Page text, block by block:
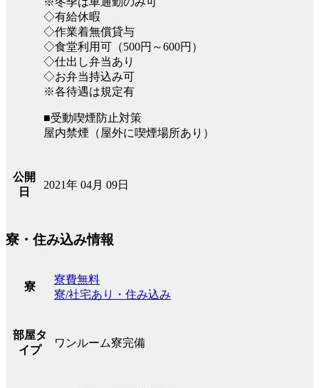
◇有給休暇
◇作業着無償貸与
◇食堂利用可（500円～600円）
◇仕出し弁当あり
◇お弁当持込み可
※各待遇は規定有
■受動喫煙防止対策
屋内禁煙（屋外に喫煙場所あり）
公開
日
2021年 04月 09日
寮・住み込み情報
寮
寮費無料
寮/社宅あり・住み込み
部屋タ
イプ
ワンルーム寮完備